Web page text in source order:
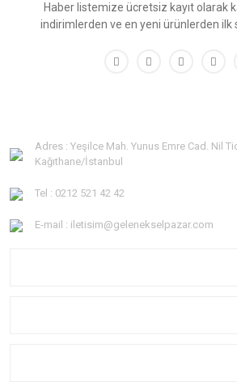
Haber listemize ücretsiz kayıt olarak
indirimlerden ve en yeni ürünlerden ilk
Adres : Yeşilce Mah. Yunus Emre Cad. Nil
Kağıthane/İstanbul
Tel : 0212 521 42 42
E-mail : iletisim@gelenekselpazar.com